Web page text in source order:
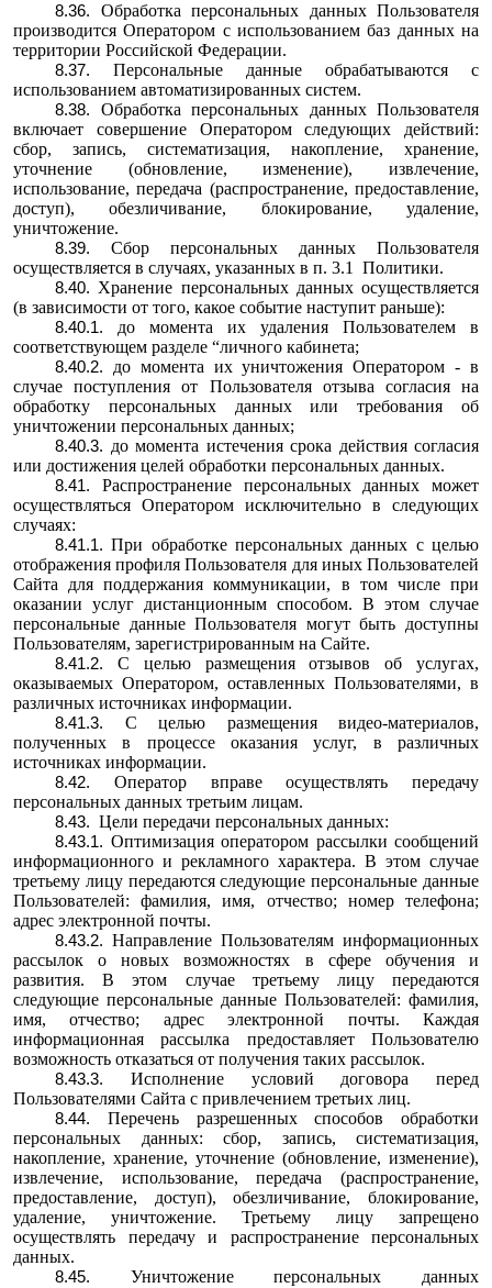
Обработка персональных данных Пользователя
производится Оператором с использованием баз данных на
территории Российской Федерации.
Персональные данные обрабатываются с
использованием автоматизированных систем.
Обработка персональных данных Пользователя
включает совершение Оператором следующих действий:
сбор, запись, систематизация, накопление, хранение,
уточнение (обновление, изменение), извлечение,
использование, передача (распространение, предоставление,
доступ), обезличивание, блокирование, удаление,
уничтожение.
Сбор персональных данных Пользователя
осуществляется в случаях, указанных в п. 3.1 Политики.
Хранение персональных данных осуществляется
(в зависимости от того, какое событие наступит раньше):
до момента их удаления Пользователем в
соответствующем разделе “личного кабинета;
до момента их уничтожения Оператором - в
случае поступления от Пользователя отзыва согласия на
обработку персональных данных или требования об
уничтожении персональных данных;
до момента истечения срока действия согласия
или достижения целей обработки персональных данных.
Распространение персональных данных может
осуществляться Оператором исключительно в следующих
случаях:
При обработке персональных данных с целью
отображения профиля Пользователя для иных Пользователей
Сайта для поддержания коммуникации, в том числе при
оказании услуг дистанционным способом. В этом случае
персональные данные Пользователя могут быть доступны
Пользователям, зарегистрированным на Сайте.
С целью размещения отзывов об услугах,
оказываемых Оператором, оставленных Пользователями, в
различных источниках информации.
С целью размещения видео-материалов,
полученных в процессе оказания услуг, в различных
источниках информации.
Оператор вправе осуществлять передачу
персональных данных третьим лицам.
Цели передачи персональных данных:
Оптимизация оператором рассылки сообщений
информационного и рекламного характера. В этом случае
третьему лицу передаются следующие персональные данные
Пользователей: фамилия, имя, отчество; номер телефона;
адрес электронной почты.
Направление Пользователям информационных
рассылок о новых возможностях в сфере обучения и
развития. В этом случае третьему лицу передаются
следующие персональные данные Пользователей: фамилия,
имя, отчество; адрес электронной почты. Каждая
информационная рассылка предоставляет Пользователю
возможность отказаться от получения таких рассылок.
Исполнение условий договора перед
Пользователями Сайта с привлечением третьих лиц.
Перечень разрешенных способов обработки
персональных данных: сбор, запись, систематизация,
накопление, хранение, уточнение (обновление, изменение),
извлечение, использование, передача (распространение,
предоставление, доступ), обезличивание, блокирование,
удаление, уничтожение. Третьему лицу запрещено
осуществлять передачу и распространение персональных
данных.
Уничтожение персональных данных